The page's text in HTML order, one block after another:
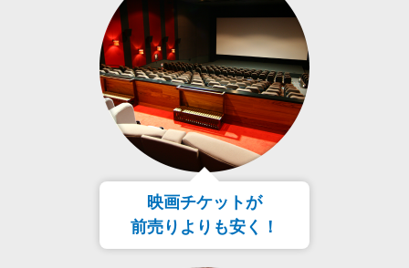
映画チケットが
前売りよりも安く！